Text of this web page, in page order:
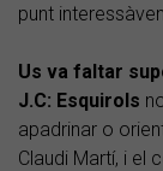
punt
Us va faltar
J.C: Esquirols
apadrinar o
Claudi Martí, i el